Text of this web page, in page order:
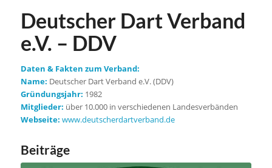
Deutscher Dart Verband
e.V. – DDV
Daten & Fakten zum Verband:
Name: Deutscher Dart Verband e.V. (DDV)
Gründungsjahr: 1982
Mitglieder: über 10.000 in verschiedenen Landesverbänden
Webseite: www.deutscherdartverband.de
Beiträge